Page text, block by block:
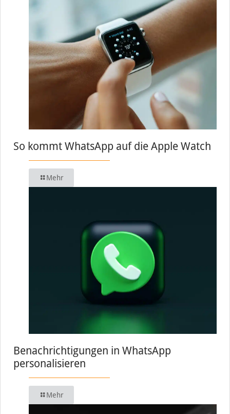
So kommt WhatsApp auf die Apple Watch
Mehr
Benachrichtigungen in WhatsApp
personalisieren
Mehr